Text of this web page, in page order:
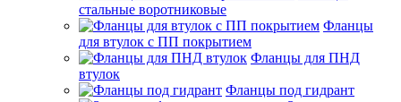
стальные воротниковые
Фланцы
для втулок с ПП покрытием
Фланцы для ПНД
втулок
Фланцы под гидрант